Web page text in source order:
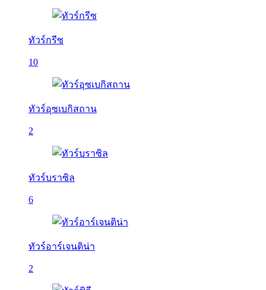
ทัวร์กรีซ
10
ทัวร์อุซเบกิสถาน
2
ทัวร์บราซิล
6
ทัวร์อาร์เจนติน่า
2